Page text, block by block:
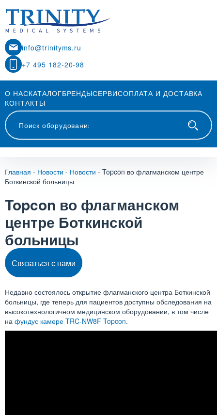
info@trinityms.ru
+7 495 182-20-98
О НАСКАТАЛОГБРЕНДЫСЕРВИСОПЛАТА И ДОСТАВКА
КОНТАКТЫ
Главная - Новости - Новости - Topcon во флагманском центре
Боткинской больницы
Topcon во флагманском
центре Боткинской
больницы
Связаться с нами
Недавно состоялось открытие флагманского центра Боткинской
больницы, где теперь для пациентов доступны обследования на
высокотехнологичном медицинском оборудовании, в том числе
на фундус камере TRC-NW8F Topcon.